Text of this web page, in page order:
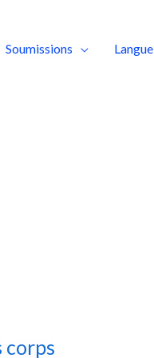
Soumissions Langue
corps